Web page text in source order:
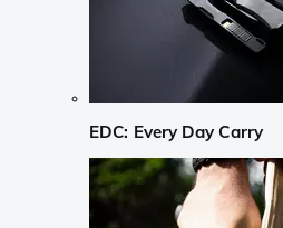
EDC: Every Day Carry